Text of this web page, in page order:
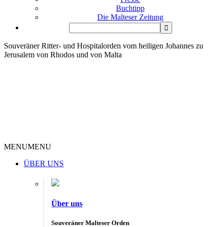
Buchtipp
Die Malteser Zeitung
Souveräner Ritter- und Hospitalorden vom heiligen Johannes zu
Jerusalem von Rhodos und von Malta
MENUMENU
ÜBER UNS
Über uns
Souveräner Malteser Orden